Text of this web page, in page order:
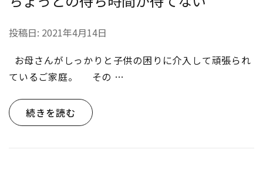
投稿日: 2021年4月14日
お母さんがしっかりと子供の困りに介入して頑張られ
ているご家庭。 その …
続きを読む